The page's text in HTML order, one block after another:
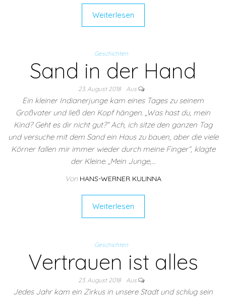
Weiterlesen
Geschichten
Sand in der Hand
23. August 2018 Aus
Ein kleiner Indianerjunge kam eines Tages zu seinem
Großvater und ließ den Kopf hängen. „Was hast du, mein
Kind? Geht es dir nicht gut?“ Ach, ich sitze den ganzen Tag
und versuche mit dem Sand ein Haus zu bauen, aber die viele
Körner fallen mir immer wieder durch meine Finger“, klagte
der Kleine. „Mein Junge,…
Von HANS-WERNER KULINNA
Weiterlesen
Geschichten
Vertrauen ist alles
23. August 2018 Aus
Jedes Jahr kam ein Zirkus in unsere Stadt und schlug sein